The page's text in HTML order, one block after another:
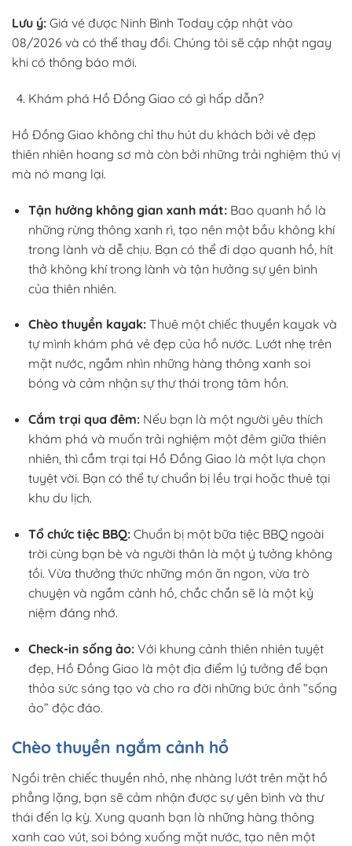
Lưu ý: Giá vé được Ninh Bình Today cập nhật vào
08/2026 và có thể thay đổi. Chúng tôi sẽ cập nhật ngay
khi có thông báo mới.
Khám phá Hồ Đồng Giao có gì hấp dẫn?
Hồ Đồng Giao không chỉ thu hút du khách bởi vẻ đẹp
thiên nhiên hoang sơ mà còn bởi những trải nghiệm thú vị
mà nó mang lại.
Tận hưởng không gian xanh mát:Bao quanh hồ là
những rừng thông xanh rì, tạo nên một bầu không khí
trong lành và dễ chịu. Bạn có thể đi dạo quanh hồ, hít
thở không khí trong lành và tận hưởng sự yên bình
của thiên nhiên.
Chèo thuyền kayak:Thuê một chiếc thuyền kayak và
tự mình khám phá vẻ đẹp của hồ nước. Lướt nhẹ trên
mặt nước, ngắm nhìn những hàng thông xanh soi
bóng và cảm nhận sự thư thái trong tâm hồn.
Cắm trại qua đêm:Nếu bạn là một người yêu thích
khám phá và muốn trải nghiệm một đêm giữa thiên
nhiên, thì cắm trại tại Hồ Đồng Giao là một lựa chọn
tuyệt vời. Bạn có thể tự chuẩn bị lều trại hoặc thuê tại
khu du lịch.
Tổ chức tiệc BBQ:Chuẩn bị một bữa tiệc BBQ ngoài
trời cùng bạn bè và người thân là một ý tưởng không
tồi. Vừa thưởng thức những món ăn ngon, vừa trò
chuyện và ngắm cảnh hồ, chắc chắn sẽ là một kỷ
niệm đáng nhớ.
Check-in sống ảo:Với khung cảnh thiên nhiên tuyệt
đẹp, Hồ Đồng Giao là một địa điểm lý tưởng để bạn
thỏa sức sáng tạo và cho ra đời những bức ảnh “sống
ảo” độc đáo.
Chèo thuyền ngắm cảnh hồ
Ngồi trên chiếc thuyền nhỏ, nhẹ nhàng lướt trên mặt hồ
phẳng lặng, bạn sẽ cảm nhận được sự yên bình và thư
thái đến lạ kỳ. Xung quanh bạn là những hàng thông
xanh cao vút, soi bóng xuống mặt nước, tạo nên một